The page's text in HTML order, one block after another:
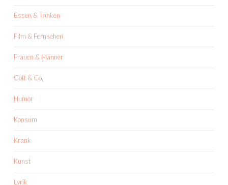
Essen & Trinken
Film & Fernsehen
Frauen & Männer
Gott & Co.
Humor
Konsum
Krank
Kunst
Lyrik